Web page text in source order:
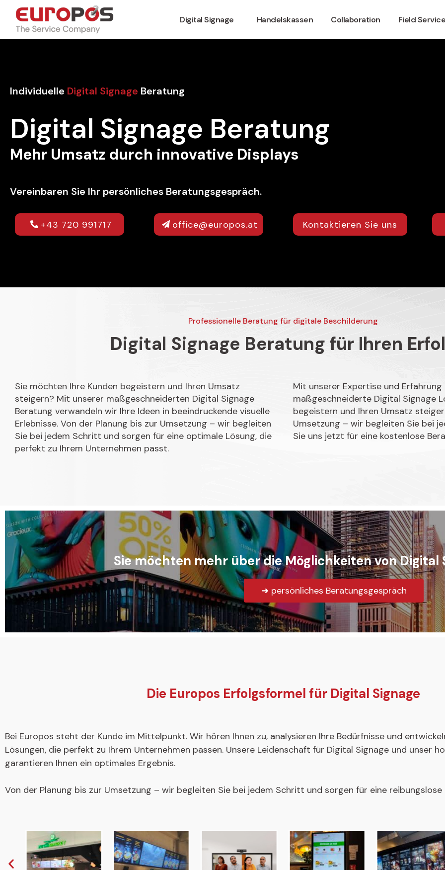
Digital Signage Handelskassen Collaboration Field
Individuelle Digital Signage Beratung
Digital Signage Beratung
Mehr Umsatz durch innovative Displays
Vereinbaren Sie Ihr persönliches Beratungsgespräch.
+43 720 991717 office@europos.at Kontaktieren Sie uns
Professionelle Beratung für digitale Beschilderung
Digital Signage Beratung für Ihren
Sie möchten Ihre Kunden begeistern und Ihren Umsatz
steigern? Mit unserer maßgeschneiderten Digital Signage
Beratung verwandeln wir Ihre Ideen in beeindruckende visuelle
Erlebnisse. Von der Planung bis zur Umsetzung – wir begleiten
Sie bei jedem Schritt und sorgen für eine optimale Lösung, die
perfekt zu Ihrem Unternehmen passt.
Mit unserer Expertise und
maßgeschneiderte Digital Signage
begeistern und Ihren Umsatz
Umsetzung – wir begleiten Sie bei
Sie uns jetzt für eine kostenlose
Sie möchten mehr über die Möglichkeiten von Digital
➜ persönliches Beratungsgespräch
Die Europos Erfolgsformel für Digital Signage
Bei Europos steht der Kunde im Mittelpunkt. Wir hören Ihnen zu, analysieren Ihre Bedürfnisse und
Lösungen, die perfekt zu Ihrem Unternehmen passen. Unsere Leidenschaft für Digital Signage und unser
garantieren Ihnen ein optimales Ergebnis.
Von der Planung bis zur Umsetzung – wir begleiten Sie bei jedem Schritt und sorgen für eine